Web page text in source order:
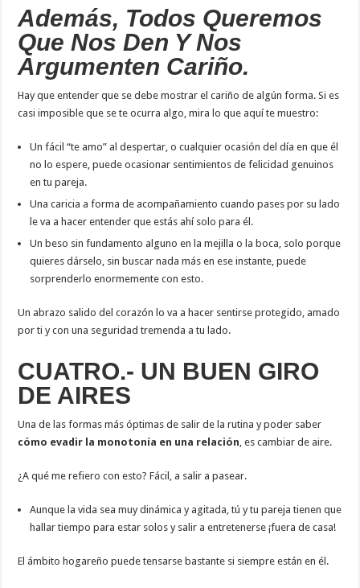
Además, Todos Queremos
Que Nos Den Y Nos
Argumenten Cariño.
Hay que entender que se debe mostrar el cariño de algún forma. Si es
casi imposible que se te ocurra algo, mira lo que aquí te muestro:
Un fácil “te amo” al despertar, o cualquier ocasión del día en que él
no lo espere, puede ocasionar sentimientos de felicidad genuinos
en tu pareja.
Una caricia a forma de acompañamiento cuando pases por su lado
le va a hacer entender que estás ahí solo para él.
Un beso sin fundamento alguno en la mejilla o la boca, solo porque
quieres dárselo, sin buscar nada más en ese instante, puede
sorprenderlo enormemente con esto.
Un abrazo salido del corazón lo va a hacer sentirse protegido, amado
por ti y con una seguridad tremenda a tu lado.
CUATRO.- UN BUEN GIRO
DE AIRES
Una de las formas más óptimas de salir de la rutina y poder saber
cómo evadir la monotonía en una relación, es cambiar de aire.
¿A qué me refiero con esto? Fácil, a salir a pasear.
Aunque la vida sea muy dinámica y agitada, tú y tu pareja tienen que
hallar tiempo para estar solos y salir a entretenerse ¡fuera de casa!
El ámbito hogareño puede tensarse bastante si siempre están en él.